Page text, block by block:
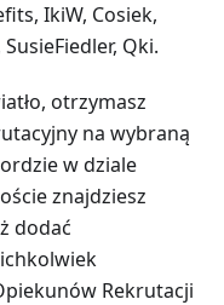
IkiW, Cosiek,
Qki.
otrzymasz
na wybraną
w dziale
znajdziesz
dodać
Rekrutacji